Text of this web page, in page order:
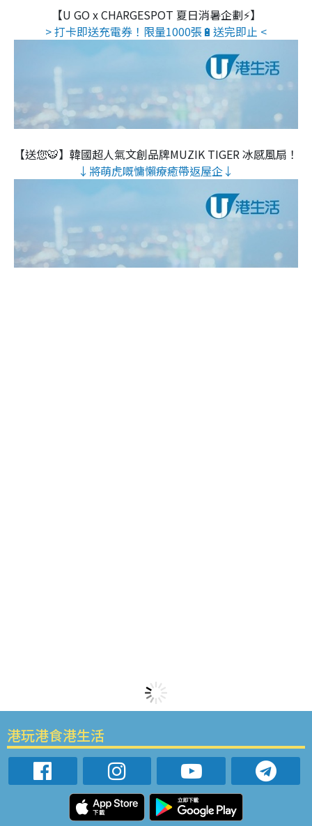
【U GO x CHARGESPOT 夏日消暑企劃⚡】
> 打卡即送充電券！限量1000張🔋送完即止 <
【送您🐯】韓國超人氣文創品牌MUZIK TIGER 冰感風扇！
↓將萌虎嘅慵懶療癒帶返屋企↓
港玩港食港生活